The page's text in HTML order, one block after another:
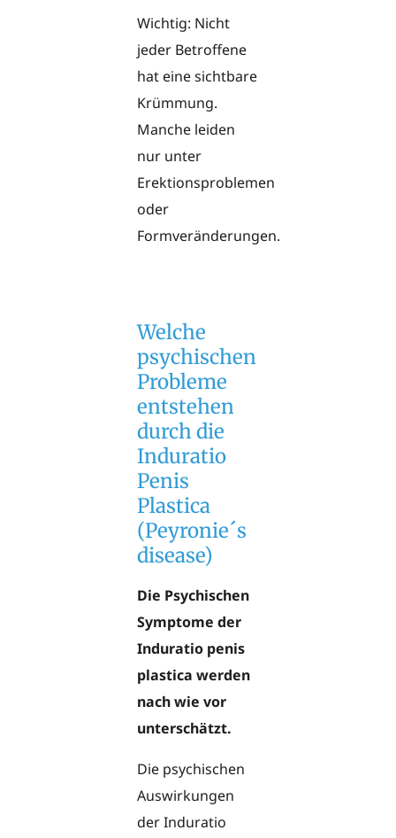
Wichtig: Nicht
jeder Betroffene
hat eine sichtbare
Krümmung.
Manche leiden
nur unter
Erektionsproblemen
oder
Formveränderungen.
Welche
psychischen
Probleme
entstehen
durch die
Induratio
Penis
Plastica
(Peyronie´s
disease)
Die Psychischen
Symptome der
Induratio penis
plastica werden
nach wie vor
unterschätzt.
Die psychischen
Auswirkungen
der Induratio